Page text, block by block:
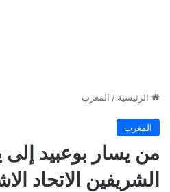
الرئيسية / المغرب
المغرب
من يسار بوعبيد إلى
الشريفين الاتحاد